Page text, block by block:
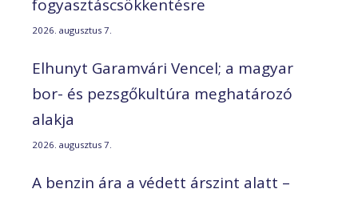
fogyasztáscsökkentésre
2026. augusztus 7.
Elhunyt Garamvári Vencel; a magyar
bor- és pezsgőkultúra meghatározó
alakja
2026. augusztus 7.
A benzin ára a védett árszint alatt –